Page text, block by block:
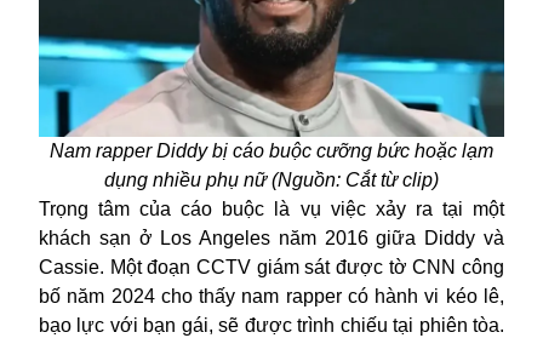
Nam rapper Diddy bị cáo buộc cưỡng bức hoặc lạm
dụng nhiều phụ nữ (Nguồn: Cắt từ clip)
Trọng tâm của cáo buộc là vụ việc xảy ra tại một
khách sạn ở Los Angeles năm 2016 giữa Diddy và
Cassie. Một đoạn CCTV giám sát được tờ CNN công
bố năm 2024 cho thấy nam rapper có hành vi kéo lê,
bạo lực với bạn gái, sẽ được trình chiếu tại phiên tòa.